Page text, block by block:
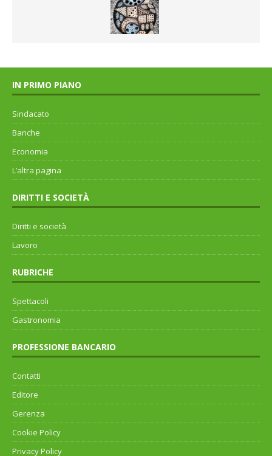
IN PRIMO PIANO
Sindacato
Banche
Economia
L’altra pagina
DIRITTI E SOCIETÀ
Diritti e società
Lavoro
RUBRICHE
Spettacoli
Gastronomia
PROFESSIONE BANCARIO
Contatti
Editore
Gerenza
Cookie Policy
Privacy Policy